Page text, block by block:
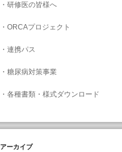
・ 研修医の皆様へ
・ ORCAプロジェクト
・ 連携パス
・ 糖尿病対策事業
・ 各種書類・様式ダウンロード
アーカイブ